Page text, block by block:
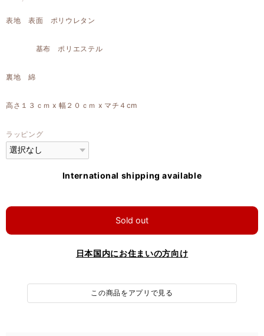
表地 表面 ポリウレタン
基布 ポリエステル
裏地 綿
高さ１３ｃｍ x 幅２０ｃｍ x マチ４cm
ラッピング
International shipping available
Sold out
日本国内にお住まいの方向け
この商品をアプリで見る